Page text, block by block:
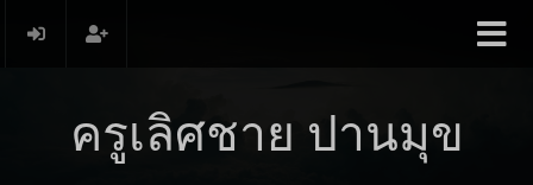
ครูเลิศชาย ปานมุข